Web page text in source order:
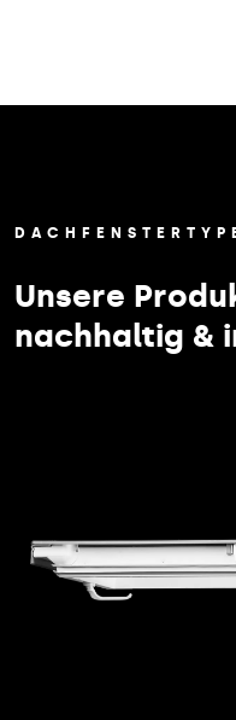
Unsere
nachhaltig &